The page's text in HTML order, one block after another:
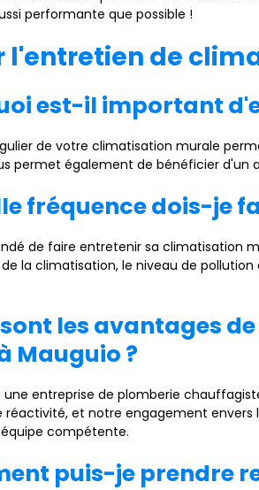
performante que possible !
l'entretien de
est-il important
de votre climatisation murale
permet également de bénéficier d'un
fréquence dois-je
de faire entretenir sa climatisation
la climatisation, le niveau de
sont les avantages
Mauguio ?
une entreprise de plomberie
réactivité, et notre engagement
compétente.
puis-je prendre